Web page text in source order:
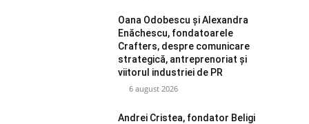
Oana Odobescu și Alexandra
Enăchescu, fondatoarele
Crafters, despre comunicare
strategică, antreprenoriat și
viitorul industriei de PR
6 august 2026
Andrei Cristea, fondator Beligi